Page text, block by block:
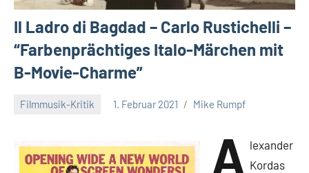
Il Ladro di Bagdad – Carlo Rustichelli –
“Farbenprächtiges Italo-Märchen mit
B-Movie-Charme”
Filmmusik-Kritik 1. Februar 2021 Mike Rumpf
A lexander
Kordas